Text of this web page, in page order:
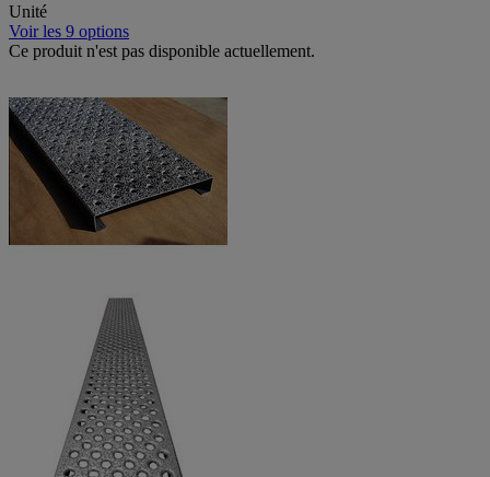
Unité
Voir les 9 options
Ce produit n'est pas disponible actuellement.